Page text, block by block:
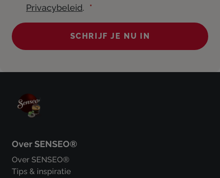
Privacybeleid.
SCHRIJF JE NU IN
Over SENSEO®
Over SENSEO®
Tips & inspiratie